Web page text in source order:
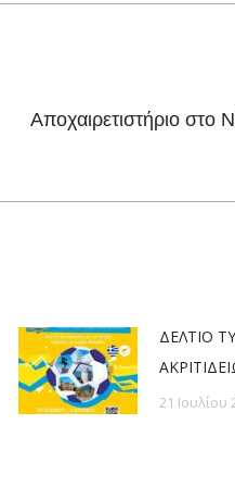
Αποχαιρετιστήριο στο
ΔΕΛΤΙΟ
21 Ιουλίου